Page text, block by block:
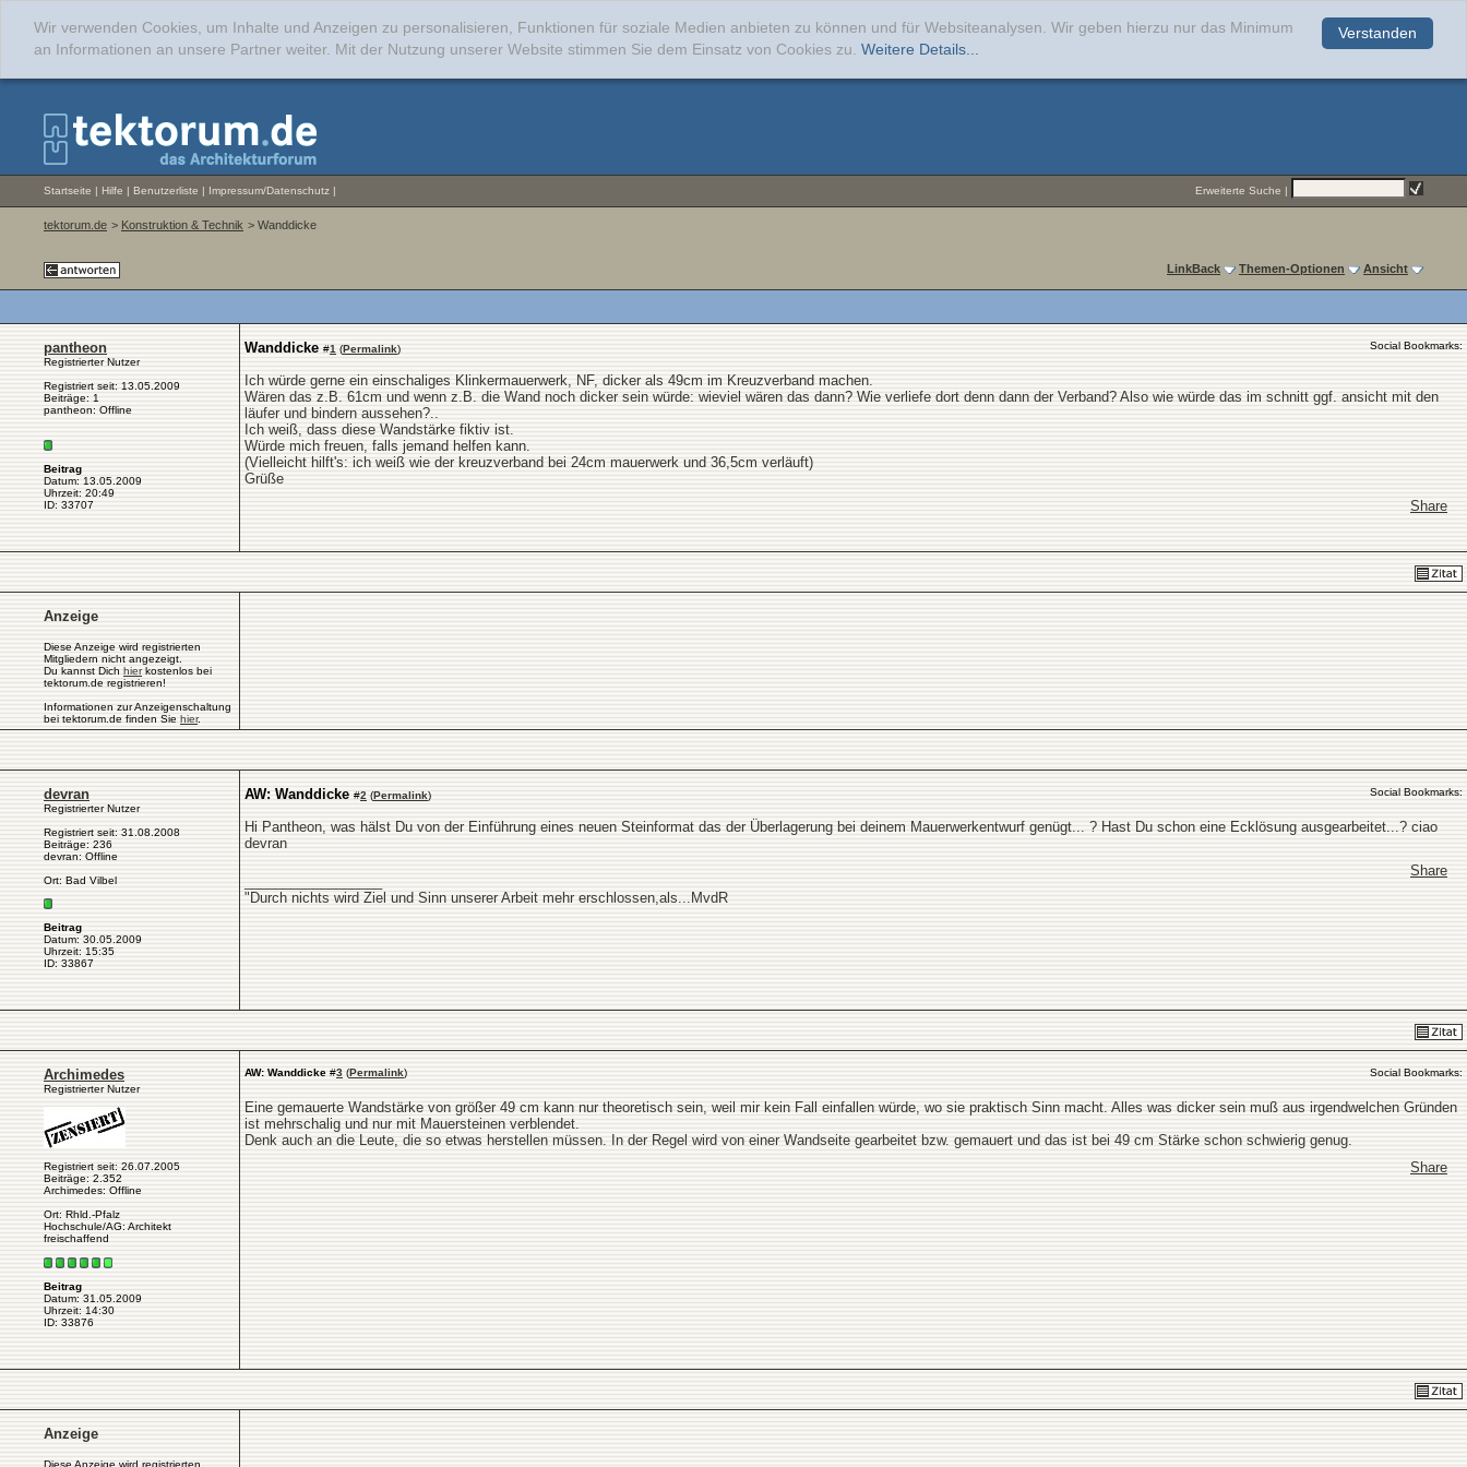
Verstanden
Wir verwenden Cookies, um Inhalte und Anzeigen zu personalisieren, Funktionen für soziale Medien anbieten zu können und für Websiteanalysen. Wir geben hierzu nur das Minimum
an Informationen an unsere Partner weiter. Mit der Nutzung unserer Website stimmen Sie dem Einsatz von Cookies zu. Weitere Details...
Startseite | Hilfe | Benutzerliste | Impressum/Datenschutz | Erweiterte Suche |
tektorum.de > Konstruktion & Technik > Wanddicke
LinkBack Themen-Optionen Ansicht
pantheon
Registrierter Nutzer
Registriert seit: 13.05.2009
Beiträge: 1
pantheon: Offline
Beitrag
Datum: 13.05.2009
Uhrzeit: 20:49
ID: 33707
Wanddicke #1 (Permalink) Social Bookmarks:
Ich würde gerne ein einschaliges Klinkermauerwerk, NF, dicker als 49cm im Kreuzverband machen.
Wären das z.B. 61cm und wenn z.B. die Wand noch dicker sein würde: wieviel wären das dann? Wie verliefe dort denn dann der Verband? Also wie würde das im schnitt ggf. ansicht mit den
läufer und bindern aussehen?..
Ich weiß, dass diese Wandstärke fiktiv ist.
Würde mich freuen, falls jemand helfen kann.
(Vielleicht hilft's: ich weiß wie der kreuzverband bei 24cm mauerwerk und 36,5cm verläuft)
Grüße
Share
Anzeige
Diese Anzeige wird registrierten
Mitgliedern nicht angezeigt.
Du kannst Dich hierkostenlos bei
tektorum.de registrieren!
Informationen zur Anzeigenschaltung
bei tektorum.de finden Sie hier.
devran
Registrierter Nutzer
Registriert seit: 31.08.2008
Beiträge: 236
devran: Offline
Ort: Bad Vilbel
Beitrag
Datum: 30.05.2009
Uhrzeit: 15:35
ID: 33867
AW: Wanddicke #2 (Permalink) Social Bookmarks:
Hi Pantheon, was hälst Du von der Einführung eines neuen Steinformat das der Überlagerung bei deinem Mauerwerkentwurf genügt... ? Hast Du schon eine Ecklösung ausgearbeitet...? ciao
devran
Share
"Durch nichts wird Ziel und Sinn unserer Arbeit mehr erschlossen,als...MvdR
Archimedes
Registrierter Nutzer
Registriert seit: 26.07.2005
Beiträge: 2.352
Archimedes: Offline
Ort: Rhld.-Pfalz
Hochschule/AG: Architekt
freischaffend
Beitrag
Datum: 31.05.2009
Uhrzeit: 14:30
ID: 33876
AW: Wanddicke #3 (Permalink) Social Bookmarks:
Eine gemauerte Wandstärke von größer 49 cm kann nur theoretisch sein, weil mir kein Fall einfallen würde, wo sie praktisch Sinn macht. Alles was dicker sein muß aus irgendwelchen Gründen
ist mehrschalig und nur mit Mauersteinen verblendet.
Denk auch an die Leute, die so etwas herstellen müssen. In der Regel wird von einer Wandseite gearbeitet bzw. gemauert und das ist bei 49 cm Stärke schon schwierig genug.
Share
Anzeige
Diese Anzeige wird registrierten